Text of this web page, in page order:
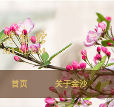
首页 关于金沙